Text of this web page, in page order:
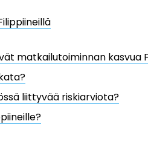
matkailutoiminnan kasvua
liittyvää riskiarviota?